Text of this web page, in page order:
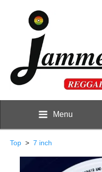
Menu
Top > 7 inch